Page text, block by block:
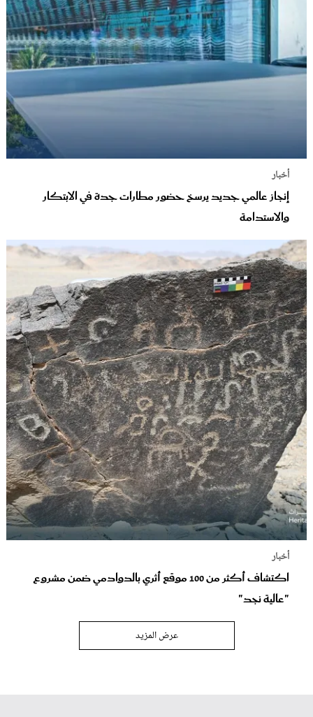
أخبار
إنجاز عالمي جديد يرسخ حضور مطارات جدة في الابتكار
والاستدامة
أخبار
اكتشاف أكثر من 100 موقع أثري بالدوادمي ضمن مشروع
"عالية نجد"
عرض المزيد